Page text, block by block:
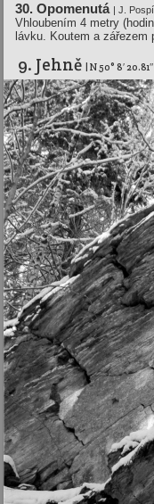
30. Opomenutá | J.
Vhloubením 4 metry
lávku. Koutem a zářezem
9. Jehně | N 50° 8′